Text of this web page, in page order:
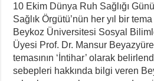
10 Ekim Dünya Ruh Sağlığı
Sağlık Örgütü’nün her yıl bir
Beykoz Üniversitesi Sosyal
Üyesi Prof. Dr. Mansur
temasının ‘İntihar’ olarak
sebepleri hakkında bilgi veren